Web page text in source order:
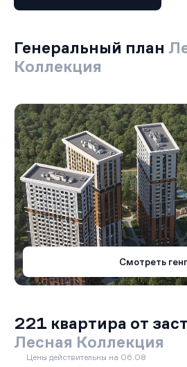
Генеральный план
Коллекция
Смотреть
221 квартира от
Лесная Коллекция
Цены действительны на 06.08